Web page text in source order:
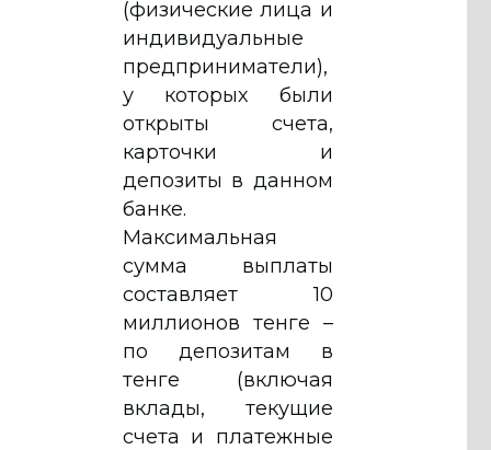
(физические лица и
индивидуальные
предприниматели),
у которых были
открыты счета,
карточки и
депозиты в данном
банке.
Максимальная
сумма выплаты
составляет 10
миллионов тенге –
по депозитам в
тенге (включая
вклады, текущие
счета и платежные